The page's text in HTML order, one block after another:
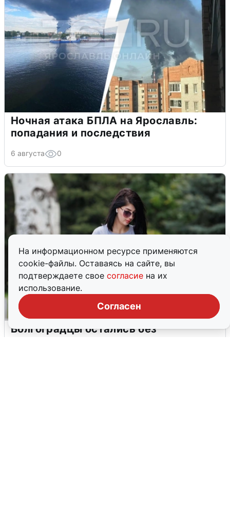
На информационном ресурсе применяются
cookie-файлы. Оставаясь на сайте, вы
подтверждаете свое согласие на их
использование.
Согласен
Ночная атака БПЛА на Ярославль:
попадания и последствия
6 августа 0
Волгоградцы остались без